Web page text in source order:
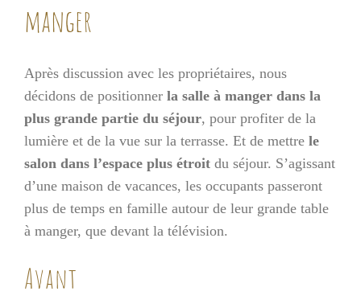
manger
Après discussion avec les propriétaires, nous
décidons de positionner la salle à manger dans la
plus grande partie du séjour, pour profiter de la
lumière et de la vue sur la terrasse. Et de mettre le
salon dans l’espace plus étroit du séjour. S’agissant
d’une maison de vacances, les occupants passeront
plus de temps en famille autour de leur grande table
à manger, que devant la télévision.
Avant